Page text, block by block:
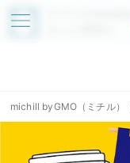
アプリでmichill
michill byGMO（ミチル）